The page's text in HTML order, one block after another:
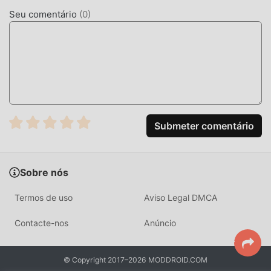
com os jogos tradicionais de casual , Little Lovely Dentist
1.2.4 adotou um mecanismo virtual atualizado com
amantes de jogos de casual possam desfrutar da alegria
trazida porLittle Lovely Dentist 1.2.4
MOD ÚNICO
gastem muito tempo para acumular suas habilidades no
jogo, o que é o recurso e diversão do jogo, mas, ao mesmo
tempo, o processo de acúmulo irá, inveitavelmente, deixar
a pessoa cansada. Mas agora, os mods vieram para
modificar essa situação. Aqui, você não precisa de gastar a
Seu comentário (0)
Submeter comentário
Sobre nós
Termos de uso Aviso Legal DMCA
Contacte-nos Anúncio
© Copyright 2017–2026 MODDROID.COM